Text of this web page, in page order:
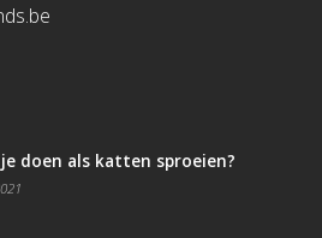
doen als katten sproeien?